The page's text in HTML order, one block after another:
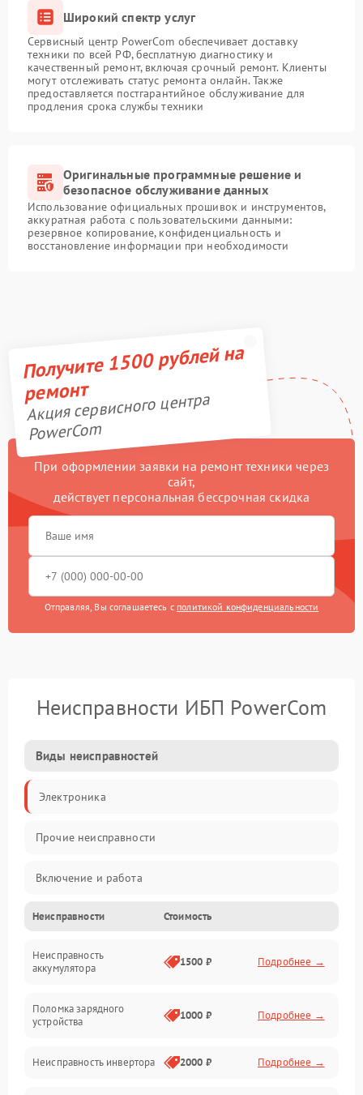
Широкий спектр услуг
Сервисный центр PowerCom обеспечивает доставку
техники по всей РФ, бесплатную диагностику и
качественный ремонт, включая срочный ремонт. Клиенты
могут отслеживать статус ремонта онлайн. Также
предоставляется постгарантийное обслуживание для
продления срока службы техники
Оригинальные программные решение и
безопасное обслуживание данных
Использование официальных прошивок и инструментов,
аккуратная работа с пользовательскими данными:
резервное копирование, конфиденциальность и
восстановление информации при необходимости
Получите 1500 рублей на
ремонт
Акция сервисного центра
PowerCom
При оформлении заявки на ремонт техники через
сайт,
действует персональная бессрочная скидка
Отправляя, Вы соглашаетесь с политикой конфиденциальности
Неисправности ИБП PowerCom
Виды неисправностей
Электроника
Прочие неисправности
Включение и работа
Работа с нагрузкой
Звук и индикация
Неисправности Стоимость
Неисправность
аккумулятора
1500 ₽ Подробнее →
Поломка зарядного
устройства
1000 ₽ Подробнее →
Неисправность инвертора 2000 ₽ Подробнее →